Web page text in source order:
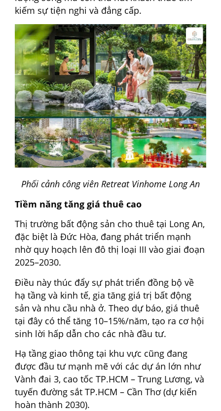
kiếm sự tiện nghi và đẳng cấp.
Phối cảnh công viên Retreat Vinhome Long An
Tiềm năng tăng giá thuê cao
Thị trường bất động sản cho thuê tại Long An,
đặc biệt là Đức Hòa, đang phát triển mạnh
nhờ quy hoạch lên đô thị loại III vào giai đoạn
2025–2030.
Điều này thúc đẩy sự phát triển đồng bộ về
hạ tầng và kinh tế, gia tăng giá trị bất động
sản và nhu cầu nhà ở. Theo dự báo, giá thuê
tại đây có thể tăng 10–15%/năm, tạo ra cơ hội
sinh lời hấp dẫn cho các nhà đầu tư.
Hạ tầng giao thông tại khu vực cũng đang
được đầu tư mạnh mẽ với các dự án lớn như
Vành đai 3, cao tốc TP.HCM – Trung Lương, và
tuyến đường sắt TP.HCM – Cần Thơ (dự kiến
hoàn thành 2030).